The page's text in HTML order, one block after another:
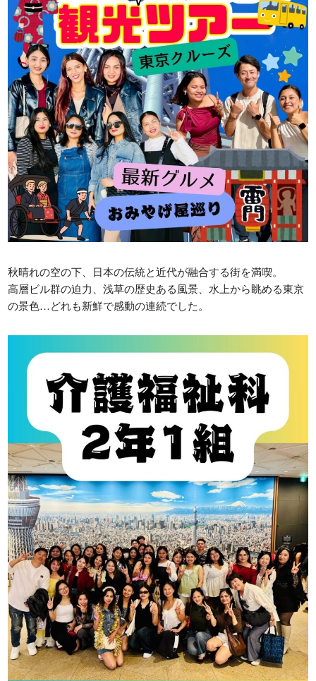
学校法人東洋育英会
〒329-1321 栃木県さくら市馬場410
TEL: 028-681-1301 / FAX: 028-681-1304
留学生用パンフレット
留学生募集要項
→留学生募集要項(PDF)
留学生対象 学校紹介動画
各種奨学金
日本学生支援機構
日本政策金融公庫
Orico
姉妹校
さくら看護専門学校
秋晴れの空の下、日本の伝統と近代が融合する街を満喫。
高層ビル群の迫力、浅草の歴史ある風景、水上から眺める東京
の景色…どれも新鮮で感動の連続でした。